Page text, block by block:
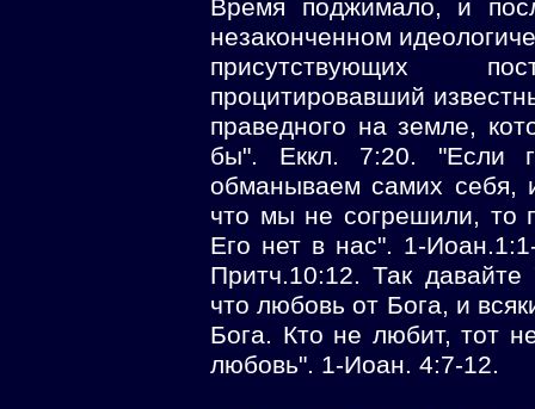
Время поджимало, и
незаконченном
присутствующих
процитировавший
праведного на земле,
бы". Еккл. 7:20. "Если
обманываем самих себя,
что мы не согрешили, то
Его нет в нас". 1-
Притч.10:12. Так
что любовь от Бога, и
Бога. Кто не любит, тот
любовь". 1-Иоан. 4:7-12.